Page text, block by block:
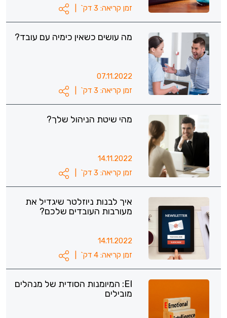
זמן קריאה: 3 דק`
מה עושים כשאין כימיה עם עובד?
07.11.2022
זמן קריאה: 3 דק`
מהי שיטת הניהול שלך?
14.11.2022
זמן קריאה: 3 דק`
איך לבנות ניוזלטר שיגדיל את
מעורבות העובדים שלכם?
14.11.2022
זמן קריאה: 4 דק`
EI: המיומנות הסודית של מנהלים
מובילים